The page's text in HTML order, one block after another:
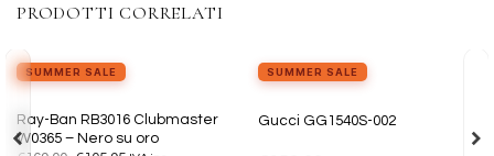
PRODOTTI CORRELATI
Aggiungi
alla lista
view_in_arProvalo ora
SUMMER SALE
Ray-Ban RB3016 Clubmaster
W0365 – Nero su oro
SUMMER SALE
Gucci GG1540S-002